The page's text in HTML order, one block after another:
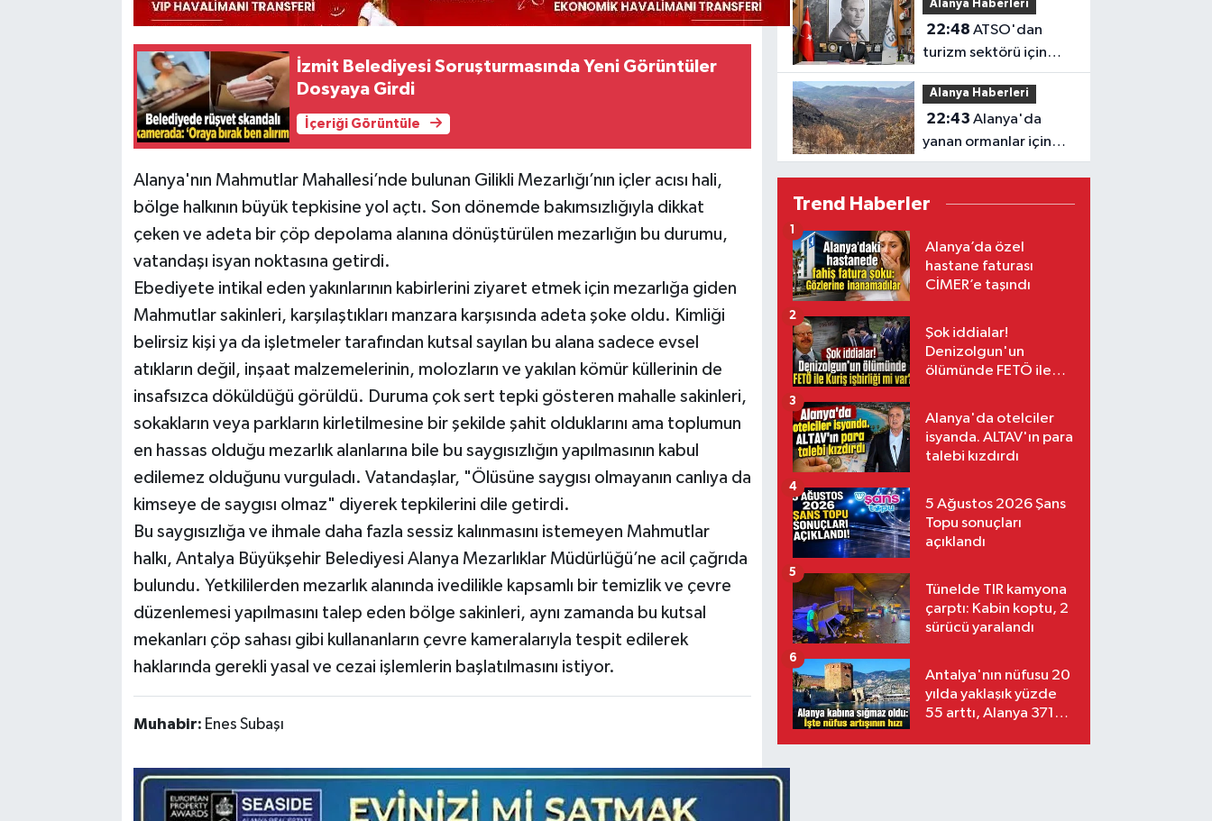
İzmit Belediyesi Soruşturmasında Yeni Görüntüler
Dosyaya Girdi
İçeriği Görüntüle
​Alanya'nın Mahmutlar Mahallesi’nde bulunan Gilikli Mezarlığı’nın içler acısı hali,
bölge halkının büyük tepkisine yol açtı. Son dönemde bakımsızlığıyla dikkat
çeken ve adeta bir çöp depolama alanına dönüştürülen mezarlığın bu durumu,
vatandaşı isyan noktasına getirdi.
​Ebediyete intikal eden yakınlarının kabirlerini ziyaret etmek için mezarlığa giden
Mahmutlar sakinleri, karşılaştıkları manzara karşısında adeta şoke oldu. Kimliği
belirsiz kişi ya da işletmeler tarafından kutsal sayılan bu alana sadece evsel
atıkların değil, inşaat malzemelerinin, molozların ve yakılan kömür küllerinin de
insafsızca döküldüğü görüldü. Duruma çok sert tepki gösteren mahalle sakinleri,
sokakların veya parkların kirletilmesine bir şekilde şahit olduklarını ama toplumun
en hassas olduğu mezarlık alanlarına bile bu saygısızlığın yapılmasının kabul
edilemez olduğunu vurguladı. Vatandaşlar, "Ölüsüne saygısı olmayanın canlıya da
kimseye de saygısı olmaz" diyerek tepkilerini dile getirdi.
​Bu saygısızlığa ve ihmale daha fazla sessiz kalınmasını istemeyen Mahmutlar
halkı, Antalya Büyükşehir Belediyesi Alanya Mezarlıklar Müdürlüğü’ne acil çağrıda
bulundu. Yetkililerden mezarlık alanında ivedilikle kapsamlı bir temizlik ve çevre
düzenlemesi yapılmasını talep eden bölge sakinleri, aynı zamanda bu kutsal
mekanları çöp sahası gibi kullananların çevre kameralarıyla tespit edilerek
haklarında gerekli yasal ve cezai işlemlerin başlatılmasını istiyor.
Muhabir: Enes Subaşı
büyüyor
Alanya Haberleri
22:48 ATSO'dan
turizm sektörü için
destek çağrısı:
"Kapsam
genişletilmeli"
Alanya Haberleri
22:43 Alanya'da
yanan ormanlar için
rehabilitasyon süreci
Trend Haberler
Alanya’da özel
hastane faturası
CİMER’e taşındı
1
Şok iddialar!
Denizolgun'un
ölümünde FETÖ ile
2
Alanya'da otelciler
isyanda. ALTAV'ın para
talebi kızdırdı
3
5 Ağustos 2026 Şans
Topu sonuçları
açıklandı
4
Tünelde TIR kamyona
çarptı: Kabin koptu, 2
sürücü yaralandı
5
Antalya'nın nüfusu 20
yılda yaklaşık yüzde
55 arttı, Alanya 371
6